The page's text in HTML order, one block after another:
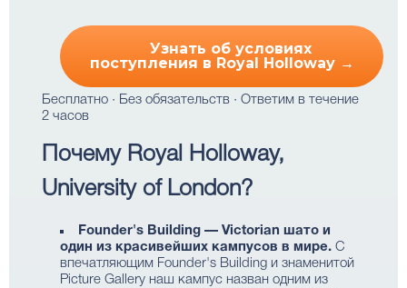
Узнать об условиях
поступления в Royal Holloway →
Бесплатно · Без обязательств · Ответим в течение
2 часов
Почему Royal Holloway,
University of London?
Founder's Building — Victorian шато и
один из красивейших кампусов в мире. С
впечатляющим Founder's Building и знаменитой
Picture Gallery наш кампус назван одним из